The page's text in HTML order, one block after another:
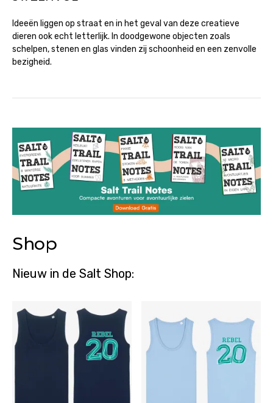
Ideeën liggen op straat en in het geval van deze creatieve
dieren ook echt letterlijk. In doodgewone objecten zoals
schelpen, stenen en glas vinden zij schoonheid en een zenvolle
bezigheid.
Shop
Nieuw in de Salt Shop: